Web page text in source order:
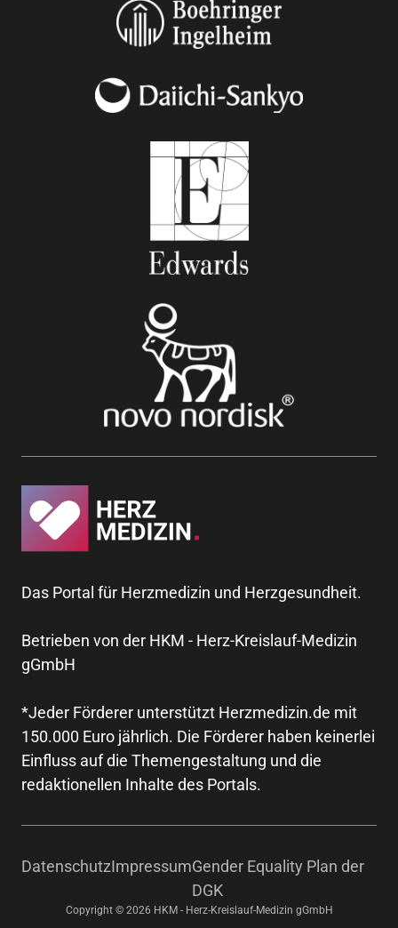
Das Portal für Herzmedizin und Herzgesundheit.
Betrieben von der HKM - Herz-Kreislauf-Medizin
gGmbH
*Jeder Förderer unterstützt Herzmedizin.de mit
150.000 Euro jährlich. Die Förderer haben keinerlei
Einfluss auf die Themengestaltung und die
redaktionellen Inhalte des Portals.
Copyright © 2026 HKM - Herz-Kreislauf-Medizin gGmbH
DatenschutzImpressumGender Equality Plan der
DGK